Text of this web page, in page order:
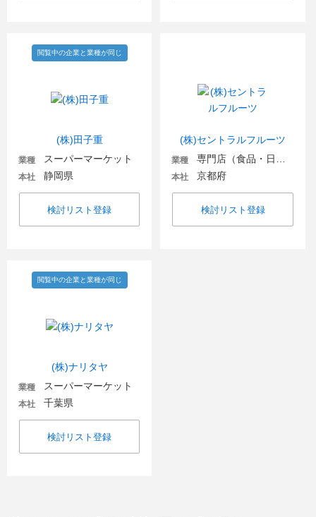
(株)田子重
閲覧中の企業と業種が同じ
業種 スーパーマーケット
本社 静岡県
検討リスト登録
(株)セントラルフルーツ
業種
本社 京都府
検討リスト登録
(株)ナリタヤ
閲覧中の企業と業種が同じ
業種 スーパーマーケット
本社 千葉県
検討リスト登録